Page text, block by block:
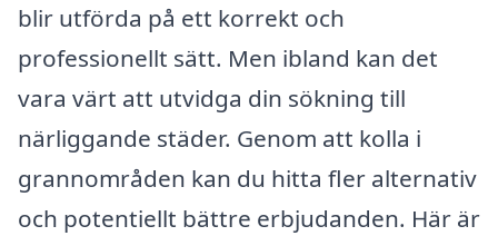
blir utförda på ett korrekt och
professionellt sätt. Men ibland kan det
vara värt att utvidga din sökning till
närliggande städer. Genom att kolla i
grannområden kan du hitta fler alternativ
och potentiellt bättre erbjudanden. Här är